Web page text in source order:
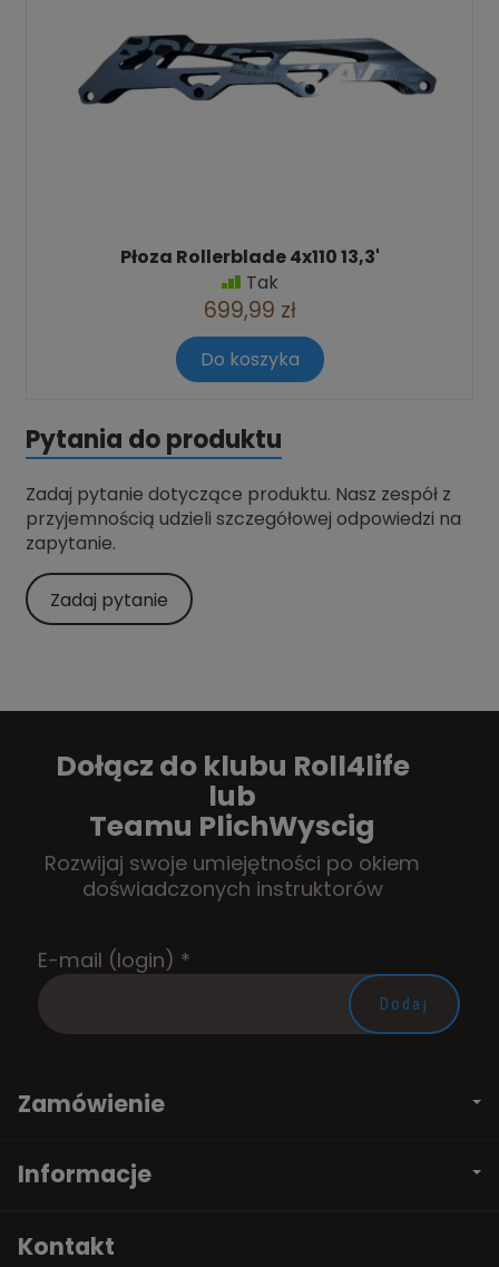
Płoza Rollerblade 4x110 13,3'
Tak
699,99 zł
Do koszyka
Pytania do produktu
Zadaj pytanie dotyczące produktu. Nasz zespół z
przyjemnością udzieli szczegółowej odpowiedzi na
zapytanie.
Zadaj pytanie
Dołącz do klubu Roll4life
lub
Teamu PlichWyscig
Rozwijaj swoje umiejętności po okiem
doświadczonych instruktorów
E-mail (login) *
Zamówienie
Informacje
Kontakt